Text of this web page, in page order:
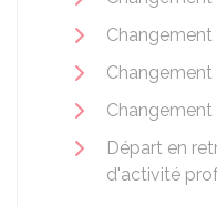
Départ en
d'activité